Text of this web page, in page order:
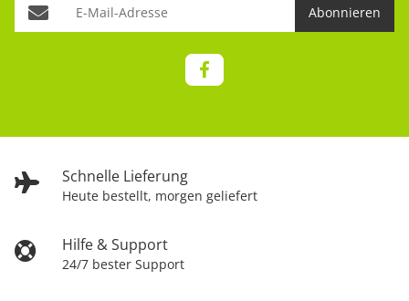
Schnelle Lieferung
Heute bestellt, morgen geliefert
Hilfe & Support
24/7 bester Support
Abonnieren